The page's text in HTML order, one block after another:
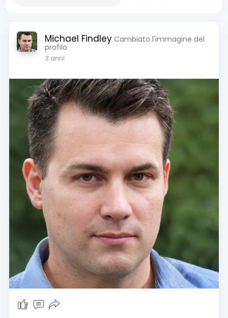
Michael Findley Cambiato l'immagine del
profilo
3 anni